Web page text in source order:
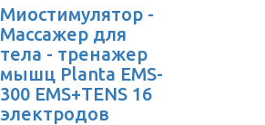
Миостимулятор -
Массажер для
тела - тренажер
мышц Planta EMS-
300 EMS+TENS 16
электродов